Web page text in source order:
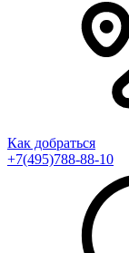
Как добраться
+7(495)788-88-10